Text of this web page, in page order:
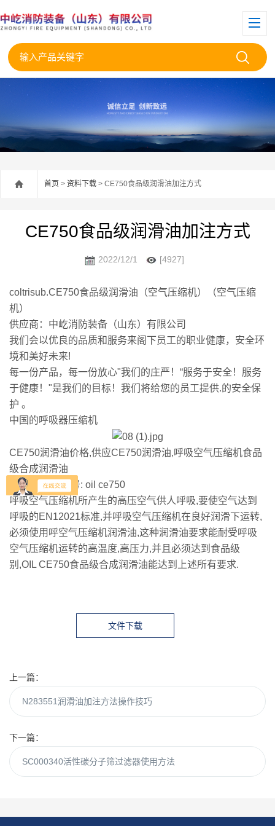
首页 > 资料下载 > CE750食品级润滑油加注方式
CE750食品级润滑油加注方式
2022/12/1 [4927]
coltrisub.CE750食品级润滑油（空气压缩机）（空气压缩
机）
供应商：中屹消防装备（山东）有限公司
我们会以优良的品质和服务来阁下员工的职业健康，安全环
境和美好未来!
每一份产品，每一份放心"我们的庄严！“服务于安全！服务
于健康！"是我们的目标！我们将给您的员工提供.的安全保
护 。
中国的呼吸器压缩机
CE750润滑油价格,供应CE750润滑油,呼吸空气压缩机食品
级合成润滑油
产地:美国，型号: oil ce750
呼吸空气压缩机所产生的高压空气供人呼吸,要使空气达到
呼吸的EN12021标准,并呼吸空气压缩机在良好润滑下运转,
必须使用呼空气压缩机润滑油,这种润滑油要求能耐受呼吸
空气压缩机运转的高温度,高压力,并且必须达到食品级
别,OIL CE750食品级合成润滑油能达到上述所有要求.
文件下载
上一篇：
N283551润滑油加注方法操作技巧
下一篇：
SC000340活性碳分子筛过滤器使用方法